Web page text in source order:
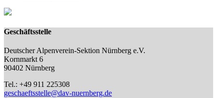
Geschäftsstelle
Deutscher Alpenverein-Sektion Nürnberg e.V.
Kornmarkt 6
90402 Nürnberg
Tel.: +49 911 225308
geschaeftsstelle@dav-nuernberg.de